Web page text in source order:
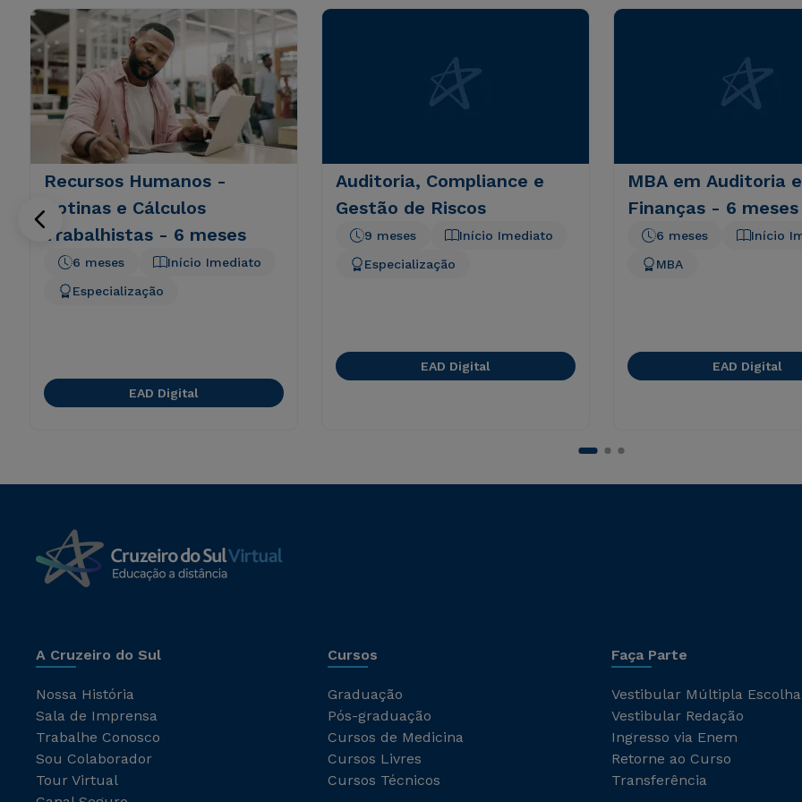
Recursos Humanos -
Rotinas e Cálculos
Trabalhistas - 6 meses
Início Imediato
6 meses
Especialização
EAD Digital
Auditoria, Compliance e
Gestão de Riscos
Início Imediato
9 meses
Especialização
EAD Digital
MBA em Auditoria e
Finanças - 6 meses
Início
6 meses
MBA
EAD Digital
A Cruzeiro do Sul
Nossa História
Sala de Imprensa
Trabalhe Conosco
Sou Colaborador
Tour Virtual
Cursos
Graduação
Pós-graduação
Cursos de Medicina
Cursos Livres
Cursos Técnicos
Faça Parte
Vestibular Múltipla Escolha
Vestibular Redação
Ingresso via Enem
Retorne ao Curso
Transferência